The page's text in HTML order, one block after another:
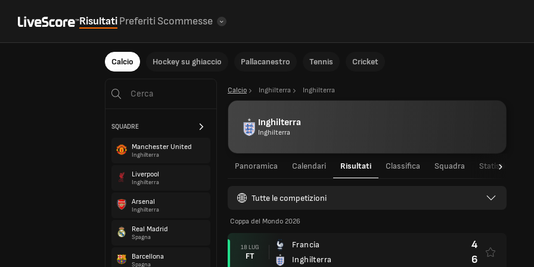
RisultatiPreferiti Scommesse
Calcio Hockey su ghiaccio Pallacanestro Tennis Cricket
SQUADRE
Manchester United
Inghilterra
Liverpool
Inghilterra
Arsenal
Inghilterra
Real Madrid
Spagna
Barcellona
Spagna
Calcio Inghilterra Inghilterra
Inghilterra
Inghilterra
Panoramica Calendari Risultati Classifica Squadra Statistiche dei
Tutte le competizioni
Coppa del Mondo 2026
18 LUG
FT
Francia
Inghilterra
4
6